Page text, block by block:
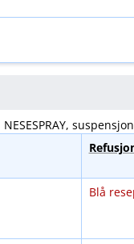
NESESPRAY,
Blå